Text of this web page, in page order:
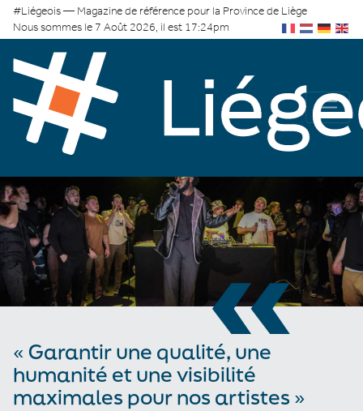
#Liégeois — Magazine de référence pour la Province de Liège
Nous sommes le 7 Août 2026, il est 17:24pm
«
« Garantir une qualité, une
humanité et une visibilité
maximales pour nos artistes »